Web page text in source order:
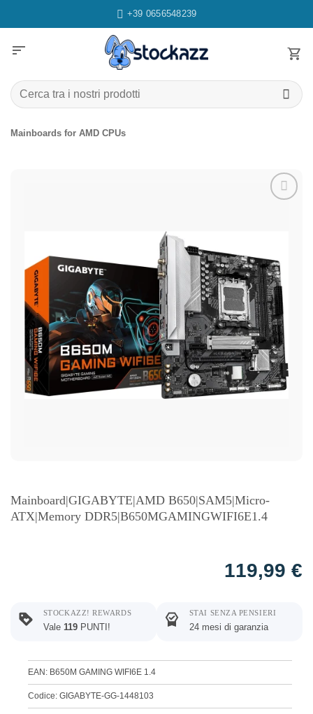
ai
+39 0656548239
sort
Cerca:
Mainboards for AMD CPUs
Mainboard|GIGABYTE|AMD B650|SAM5|Micro-
ATX|Memory DDR5|B650MGAMINGWIFI6E1.4
119,99 €
STOCKAZZ! REWARDS
Vale 119 PUNTI!
STAI SENZA PENSIERI
24 mesi di garanzia
EAN: B650M GAMING WIFI6E 1.4
Codice: GIGABYTE-GG-1448103